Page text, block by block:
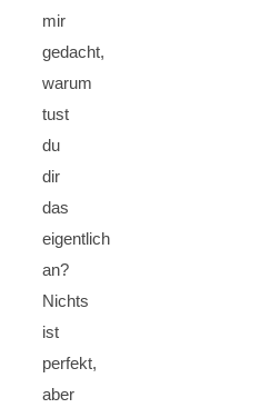
mir
gedacht,
warum
tust
du
dir
das
eigentlich
an?
Nichts
ist
perfekt,
aber